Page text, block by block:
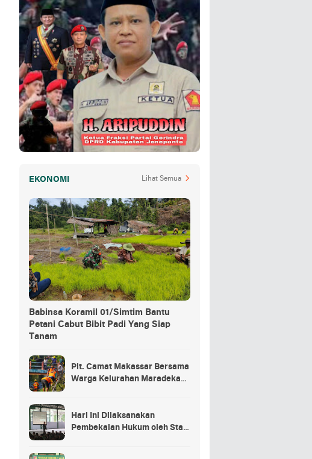
EKONOMI Lihat Semua
Babinsa Koramil 01/Simtim Bantu
Petani Cabut Bibit Padi Yang Siap
Tanam
Plt. Camat Makassar Bersama
Warga Kelurahan Maradekaya
Hari Ini Dilaksanakan
Pembekalan Hukum oleh Staf